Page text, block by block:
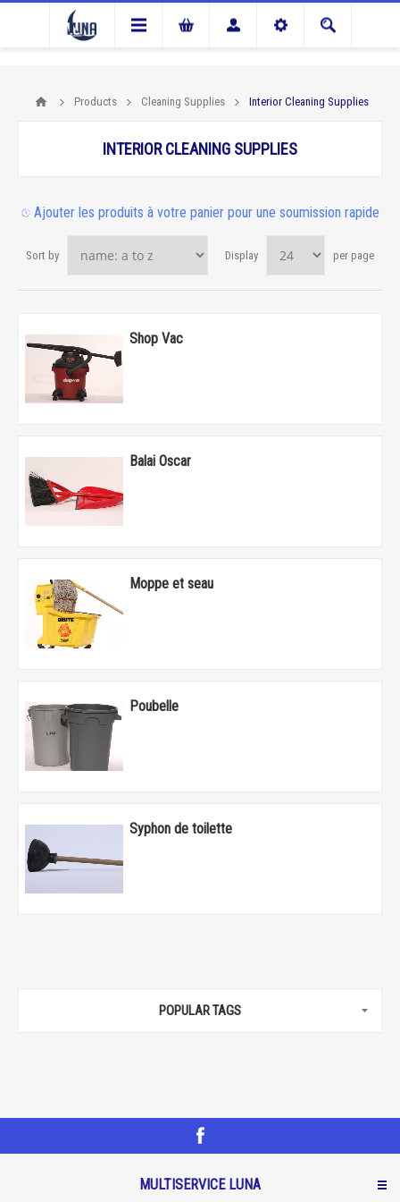
Products Cleaning Supplies Interior Cleaning Supplies
INTERIOR CLEANING SUPPLIES
Ajouter les produits à votre panier pour une soumission rapide
Sort by Display per page
Shop Vac
Balai Oscar
Moppe et seau
Poubelle
Syphon de toilette
POPULAR TAGS
MULTISERVICE LUNA